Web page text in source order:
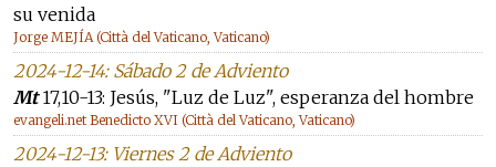
su venida
Jorge MEJÍA (Città del Vaticano, Vaticano)
2024-12-14: Sábado 2 de Adviento
Mt17,10-13: Jesús, "Luz de Luz", esperanza del hombre
evangeli.net Benedicto XVI (Città del Vaticano, Vaticano)
2024-12-13: Viernes 2 de Adviento